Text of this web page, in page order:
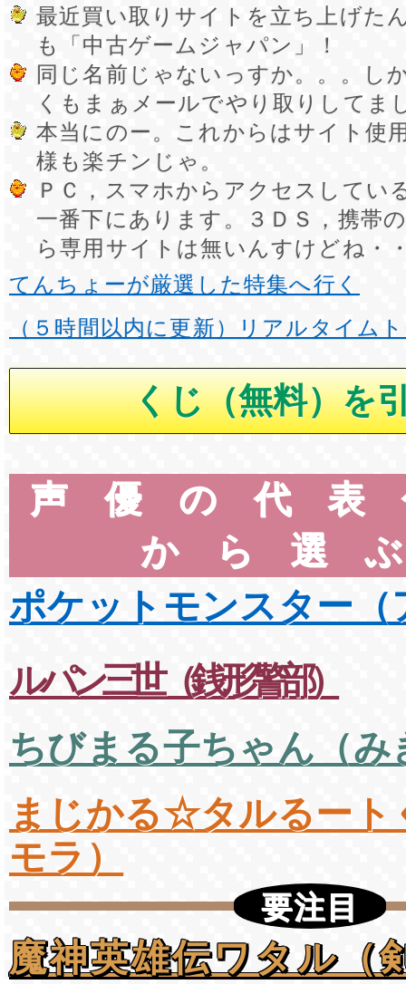
最近買い取りサイトを立ち上げた
も「中古ゲームジャパン」！
同じ名前じゃないっすか。。。し
くもまぁメールでやり取りしてま
本当にのー。これからはサイト使
様も楽チンじゃ。
ＰＣ，スマホからアクセスしてい
一番下にあります。３ＤＳ，携帯
ら専用サイトは無いんすけどね・
てんちょーが厳選した特集へ行く
（５時間以内に更新）リアルタイム
声優の代
から選
ポケットモンスター（
ルパン三世（銭形警部）
ちびまる子ちゃん（み
まじかる☆タルるート
モラ）
要注目
魔神英雄伝ワタル（